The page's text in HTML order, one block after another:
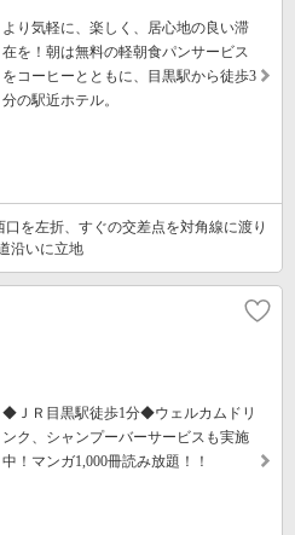
より気軽に、楽しく、居心地の良い滞
在を！朝は無料の軽朝食パンサービス
をコーヒーとともに、目黒駅から徒歩3
分の駅近ホテル。
を左折、すぐの交差点を対角線に渡り
沿いに立地
◆ＪＲ目黒駅徒歩1分◆ウェルカムドリ
ンク、シャンプーバーサービスも実施
中！マンガ1,000冊読み放題！！